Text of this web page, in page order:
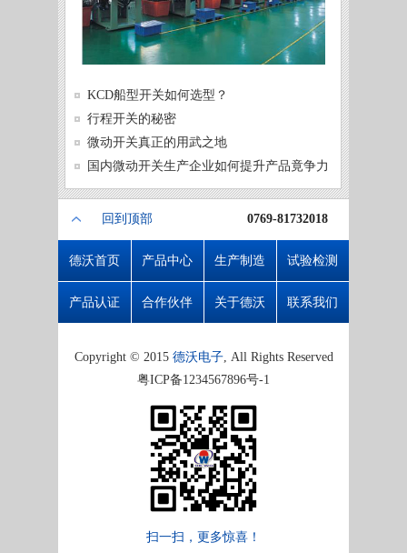
KCD船型开关如何选型？
行程开关的秘密
微动开关真正的用武之地
国内微动开关生产企业如何提升产品竟争力
回到顶部 0769-81732018
德沃首页 产品中心 生产制造 试验检测
产品认证 合作伙伴 关于德沃 联系我们
Copyright © 2015 德沃电子, All Rights Reserved
粤ICP备1234567896号-1
扫一扫，更多惊喜！